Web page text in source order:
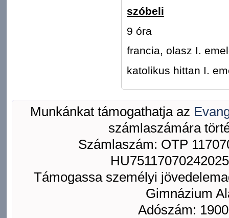
szóbeli
9 óra
francia, olasz I.
katolikus hittan I.
Munkánkat támogathatja az
számlaszámára
Számlaszám: OTP
Támogassa személyi
Gimnázium
Adószám: